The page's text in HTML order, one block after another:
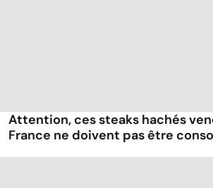
Attention, ces steaks hachés
France ne doivent pas être